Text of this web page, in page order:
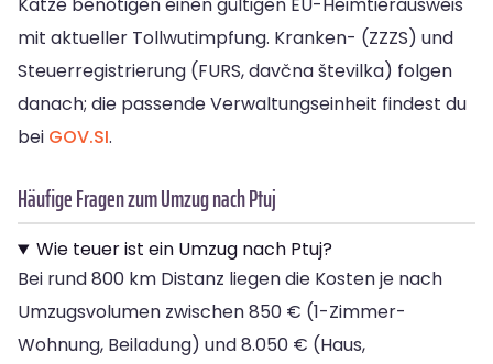
Katze benötigen einen gültigen EU-Heimtierausweis
mit aktueller Tollwutimpfung. Kranken- (ZZZS) und
Steuerregistrierung (FURS, davčna številka) folgen
danach; die passende Verwaltungseinheit findest du
bei GOV.SI.
Häufige Fragen zum Umzug nach Ptuj
Wie teuer ist ein Umzug nach Ptuj?
Bei rund 800 km Distanz liegen die Kosten je nach
Umzugsvolumen zwischen 850 € (1-Zimmer-
Wohnung, Beiladung) und 8.050 € (Haus,